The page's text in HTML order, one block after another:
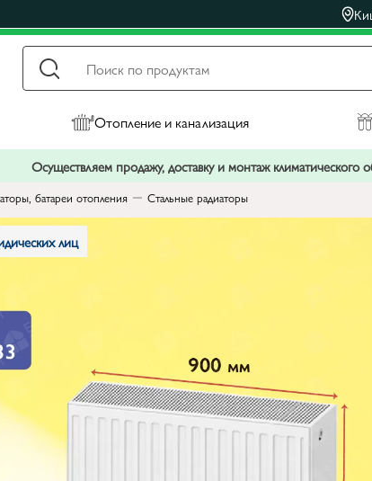
Отопление и канализация
Осуществляем продажу, доставку и монтаж климатического
батареи отопления Стальные радиаторы
лиц